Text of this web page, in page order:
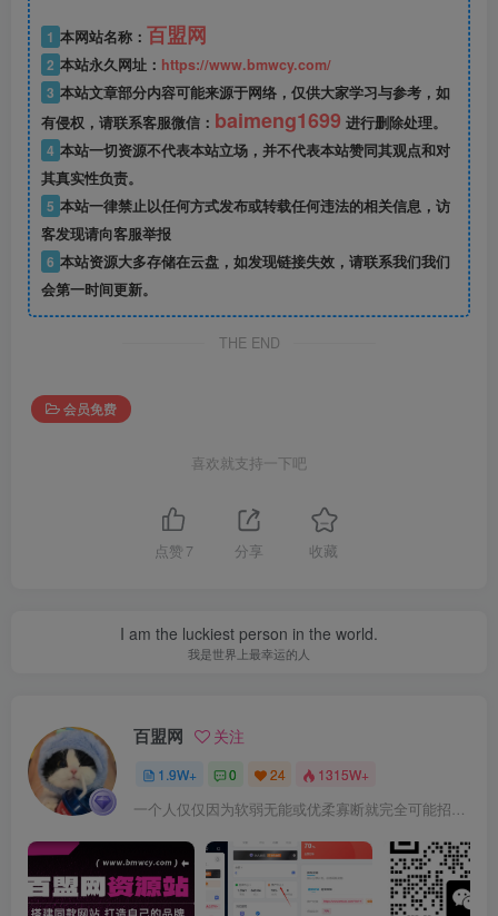
1 本网站名称： 百盟网
2 本站永久网址： https://www.bmwcy.com/
3 本站文章部分内容可能来源于网络，仅供大家学习与参考，如
有侵权，请联系客服微信： baimeng1699 进行删除处理。
4 本站一切资源不代表本站立场，并不代表本站赞同其观点和对
其真实性负责。
5 本站一律禁止以任何方式发布或转载任何违法的相关信息，访
客发现请向客服举报
6 本站资源大多存储在云盘，如发现链接失效，请联系我们我们
会第一时间更新。
THE END
会员免费
喜欢就支持一下吧
点赞 7 分享 收藏
I am the luckiest person in the world.
我是世界上最幸运的人
百盟网 关注
1.9W+ 0 24 1315W+
一个人仅仅因为软弱无能或优柔寡断就完全可能招致痛苦